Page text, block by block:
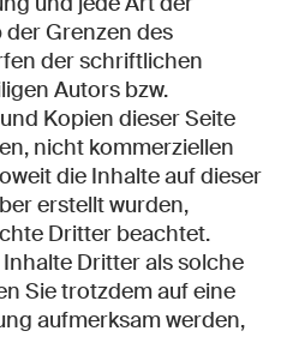
Grenzen des
der schriftlichen
Autors bzw.
Kopien dieser Seite
nicht kommerziellen
die Inhalte auf dieser
erstellt wurden,
Dritter beachtet.
Dritter als solche
Sie trotzdem auf eine
aufmerksam werden,